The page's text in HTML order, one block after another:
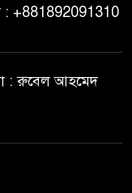
Turned the
to Choose
Adventure
+881892091310
: রুবেল আহমেদ